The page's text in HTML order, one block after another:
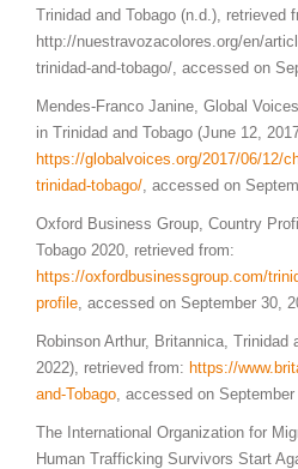
Trinidad and Tobago (n.d.), retrieved
http://nuestravozacolores.org/en/
trinidad-and-tobago/, accessed on
Mendes-Franco Janine, Global
in Trinidad and Tobago (June 12,
https://globalvoices.org/2017/06/12/
trinidad-tobago/, accessed on
Oxford Business Group, Country
Tobago 2020, retrieved from:
https://oxfordbusinessgroup.com/
profile, accessed on September 30,
Robinson Arthur, Britannica, Trinidad
2022), retrieved from: https://
and-Tobago, accessed on September
The International Organization for
Human Trafficking Survivors Start